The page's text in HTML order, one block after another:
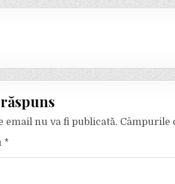
email nu va fi publicată. Câmpurile
*